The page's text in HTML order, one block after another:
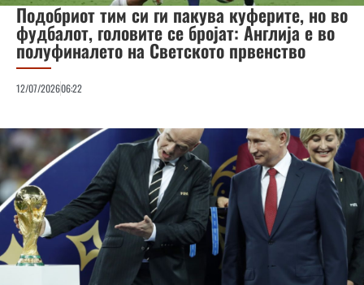
Подобриот тим си ги пакува куферите, но во
фудбалот, головите се бројат: Англија е во
полуфиналето на Светското првенство
12/07/202606:22